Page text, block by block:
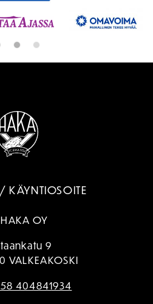
KÄYNTIOSOITE
OY
9
VALKEAKOSKI
404841934